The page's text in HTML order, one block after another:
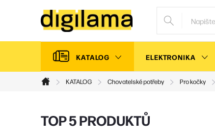
KATALOG ELEKTRONIKA
Domů
KATALOG Chovatelské potřeby Pro kočky
P
TOP 5 PRODUKTŮ